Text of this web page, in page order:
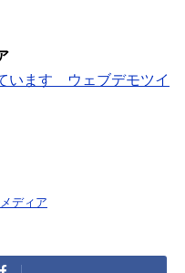
ます ウェブデモツイ
ディア